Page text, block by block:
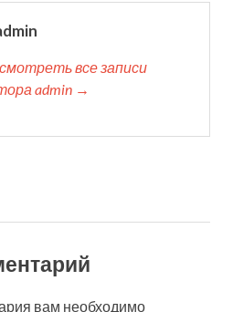
все записи
admin →
вам необходимо